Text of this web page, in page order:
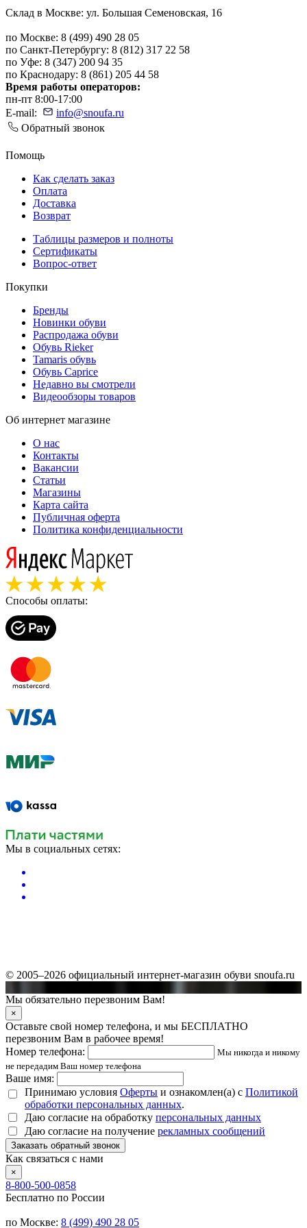
Склад в Москве: ул. Большая Семеновская, 16
по Москве: 8 (499) 490 28 05
по Санкт-Петербургу: 8 (812) 317 22 58
по Уфе: 8 (347) 200 94 35
по Краснодару: 8 (861) 205 44 58
Время работы операторов:
пн-пт 8:00-17:00
E-mail:
info@snoufa.ru
Обратный звонок
Помощь
Как сделать заказ
Оплата
Доставка
Возврат
Таблицы размеров и полноты
Сертификаты
Вопрос-ответ
Покупки
Бренды
Новинки обуви
Распродажа обуви
Обувь Rieker
Tamaris обувь
Обувь Caprice
Недавно вы смотрели
Видеообзоры товаров
Об интернет магазине
О нас
Контакты
Вакансии
Статьи
Магазины
Карта сайта
Публичная оферта
Политика конфиденциальности
Способы оплаты:
Мы в социальных сетях:
© 2005–2026 официальный интернет-магазин обуви snoufa.ru
Мы обязательно перезвоним Вам!
×
Оставьте свой номер телефона, и мы БЕСПЛАТНО
перезвоним Вам в рабочее время!
Номер телефона:
Мы никогда и никому
не передадим Ваш номер телефона
Ваше имя:
Принимаю условия Оферты и ознакомлен(а) с Политикой
обработки персональных данных.
Даю согласие на обработку персональных данных
Даю согласие на получение рекламных сообщений
Заказать обратный звонок
Как связаться с нами
×
8-800-500-0858
Бесплатно по России
по Москве: 8 (499) 490 28 05